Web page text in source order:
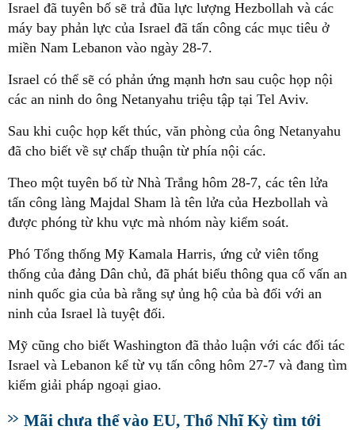
Israel đã tuyên bố sẽ trả đũa lực lượng Hezbollah và các
máy bay phản lực của Israel đã tấn công các mục tiêu ở
miền Nam Lebanon vào ngày 28-7.
Israel có thể sẽ có phản ứng mạnh hơn sau cuộc họp nội
các an ninh do ông Netanyahu triệu tập tại Tel Aviv.
Sau khi cuộc họp kết thúc, văn phòng của ông Netanyahu
đã cho biết về sự chấp thuận từ phía nội các.
Theo một tuyên bố từ Nhà Trắng hôm 28-7, các tên lửa
tấn công làng Majdal Sham là tên lửa của Hezbollah và
được phóng từ khu vực mà nhóm này kiểm soát.
Phó Tổng thống Mỹ Kamala Harris, ứng cử viên tổng
thống của đảng Dân chủ, đã phát biểu thông qua cố vấn an
ninh quốc gia của bà rằng sự ủng hộ của bà đối với an
ninh của Israel là tuyệt đối.
Mỹ cũng cho biết Washington đã thảo luận với các đối tác
Israel và Lebanon kể từ vụ tấn công hôm 27-7 và đang tìm
kiếm giải pháp ngoại giao.
Mãi chưa thể vào EU, Thổ Nhĩ Kỳ tìm tới